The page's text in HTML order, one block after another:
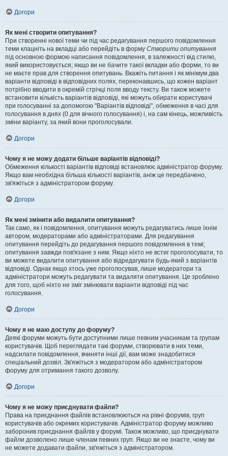
Догори
Як мені створити опитування?
При створенні нової теми чи під час редагування першого повідомлення
теми клацніть на вкладці або перейдіть в форму Створити опитування
під основною формою написання повідомлення, в залежності від стилю,
який використовується; якщо ви не бачите такої вкладки або форми, то ви
не маєте прав для створення опитувань. Вкажіть питання і як мінімум два
варіанти відповіді в відповідних полях, переконавшись, що кожен варіант
потрібно вводити в окремій стрічці поля вводу тексту. Ви також можете
встановити кількість варіантів відповіді, які можуть обирати користувачі
при голосуванні за допомогою "Варіантів відповіді", обмеження в часі для
голосування в днях (0 для вічного голосування) і, на сам кінець, можливість
зміни варіанту, за який вони проголосували.
Догори
Чому я не можу додати більше варіантів відповіді?
Обмеження кількості варіантів відповіді встановлює адміністратор форуму.
Якщо вам необхідна більша кількості варіантів, аніж це передбачено,
зв'яжіться з адміністратором форуму.
Догори
Як мені змінити або видалити опитування?
Так само, як і повідомлення, опитування можуть редагуватись лише їхнім
автором, модераторами або адміністраторами. Для редагування
опитування перейдіть до редагування першого повідомлення в темі;
опитування завжди пов'язане з ним. Якщо ніхто не встиг проголосувати, то
ви можете видалити опитування або відредагувати будь-який з варіантів
відповіді. Однак якщо хтось уже проголосував, лише модератори та
адміністратори можуть редагувати та видаляти опитування. Це зроблено
для того, щоб ніхто не зміг змінювати варіанти відповіді під час
голосування.
Догори
Чому я не маю доступу до форуму?
Деякі форуми можуть бути доступними лише певним учасникам та групам
користувачів. Щоб переглядати такі форуми, створювати в них теми,
надсилати повідомлення, вчиняти інші дії, вам може знадобитися
спеціальний дозвіл. Зв'яжіться з модератором або адміністратором
форуму для отримання такого дозволу.
Догори
Чому я не можу приєднувати файли?
Права на приєднання файлів встановлюються на рівні форумів, груп
користувачів або окремих користувачів. Адміністратор форуму можливо
заборонив приєднання файлів у форумі. Також можливо, що приєднувати
файли дозволено лише членам певних груп. Якщо ви не знаєте, чому ви
не можете додавати файли, зв'яжіться з адміністратором.